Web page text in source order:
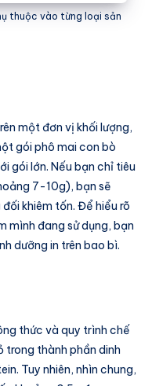
thuộc vào từng loại sản
một đơn vị khối lượng,
gói phô mai con bò
gói lớn. Nếu bạn chỉ tiêu
7-10g), bạn sẽ
khiêm tốn. Để hiểu rõ
mình đang sử dụng, bạn
dưỡng in trên bao bì.
thức và quy trình chế
trong thành phần dinh
Tuy nhiên, nhìn chung,